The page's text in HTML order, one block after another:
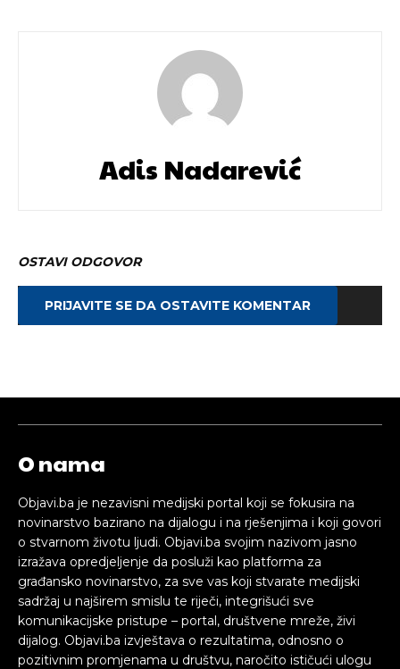
Adis Nadarević
OSTAVI ODGOVOR
PRIJAVITE SE DA OSTAVITE KOMENTAR
O nama
Objavi.ba je nezavisni medijski portal koji se fokusira na
novinarstvo bazirano na dijalogu i na rješenjima i koji govori
o stvarnom životu ljudi. Objavi.ba svojim nazivom jasno
izražava opredjeljenje da posluži kao platforma za
građansko novinarstvo, za sve vas koji stvarate medijski
sadržaj u najširem smislu te riječi, integrišući sve
komunikacijske pristupe – portal, društvene mreže, živi
dijalog. Objavi.ba izvještava o rezultatima, odnosno o
pozitivnim promjenama u društvu, naročito ističući ulogu